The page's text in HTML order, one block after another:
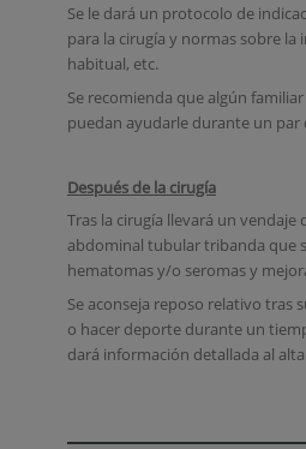
Se le dará un protocolo de
para la cirugía y normas sobre
habitual, etc.
Se recomienda que algún
puedan ayudarle durante un par
Después de la cirugía
Tras la cirugía llevará un
abdominal tubular tribanda que
hematomas y/o seromas y
Se aconseja reposo relativo tras
o hacer deporte durante un
dará información detallada al